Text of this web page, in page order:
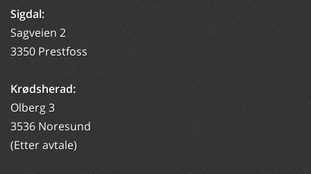
Sigdal:
Sagveien 2
3350 Prestfoss
Krødsherad:
Olberg 3
3536 Noresund
(Etter avtale)